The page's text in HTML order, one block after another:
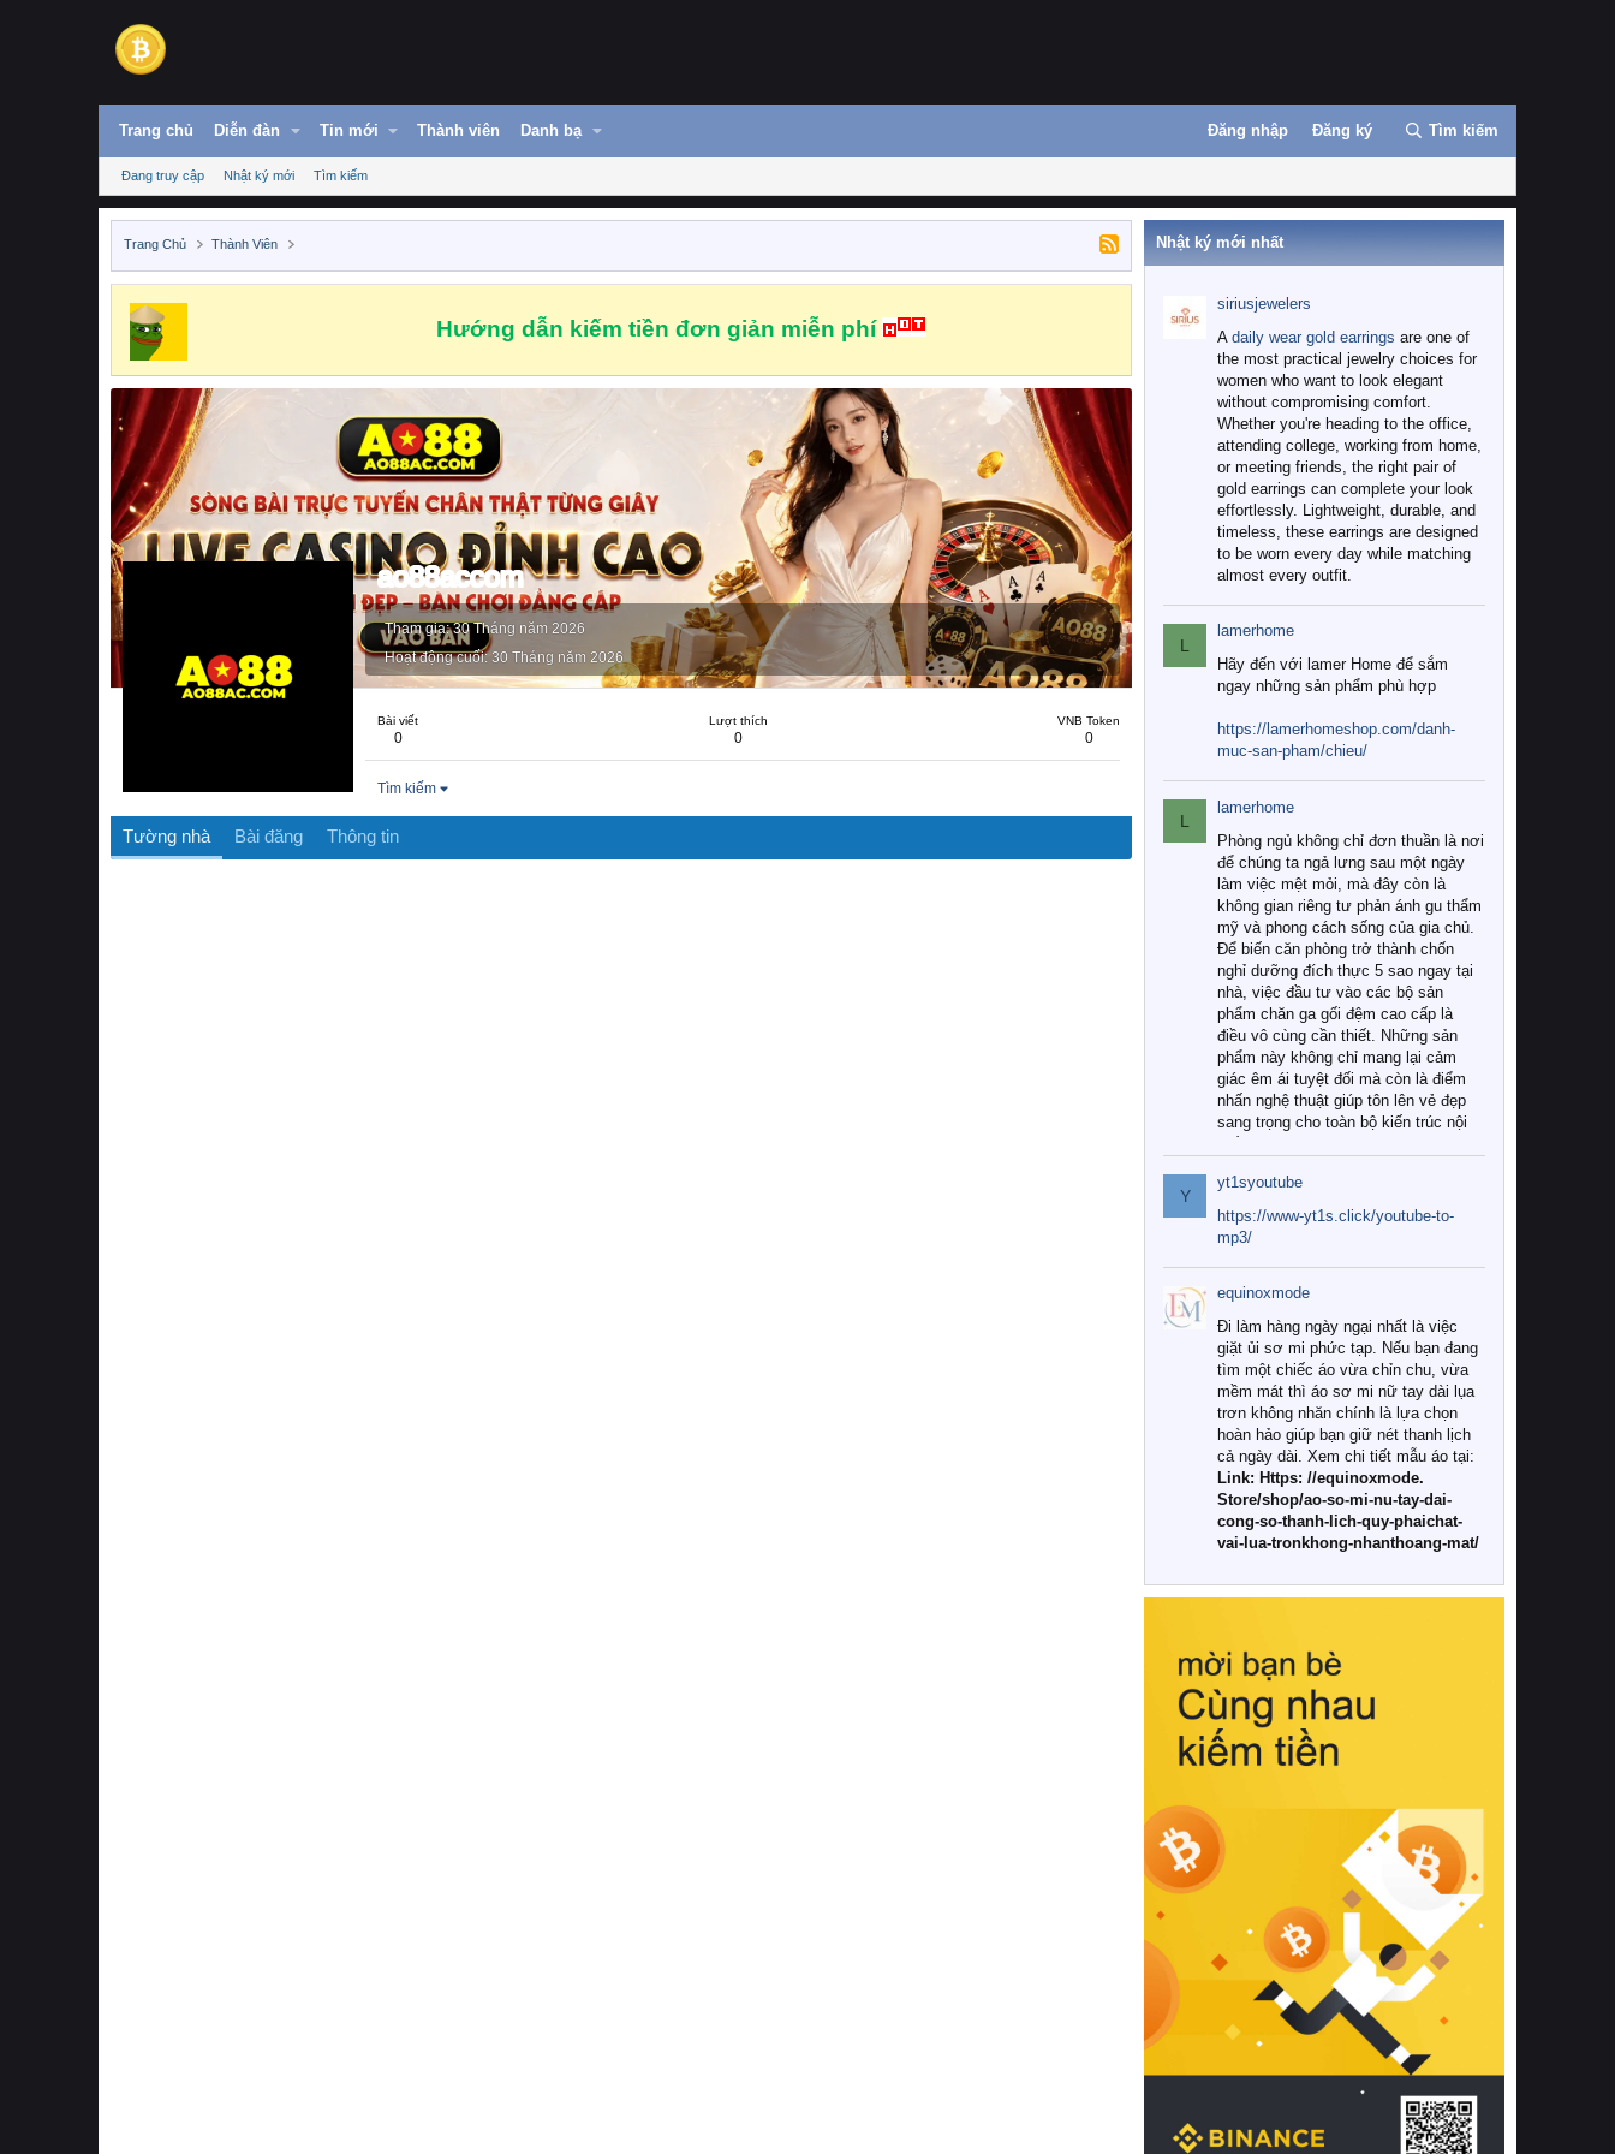
Trang chủ Diễn đàn Tin mới Thành viên Danh bạ Đăng nhập Đăng ký Tìm kiếm
Đang truy cập Nhật ký mới Tìm kiếm
Trang Chủ Thành Viên
Hướng dẫn kiếm tiền đơn giản miễn phí
ao88accom
Tham gia 30 Tháng năm 2026
Hoạt động cuối 30 Tháng năm 2026
Bài viết
0
Lượt thích
0
VNB Token
0
Tìm kiếm
Tường nhà Bài đăng Thông tin
Nhật ký mới nhất
siriusjewelers
A daily wear gold earrings are one of
the most practical jewelry choices for
women who want to look elegant
without compromising comfort.
Whether you're heading to the office,
attending college, working from home,
or meeting friends, the right pair of
gold earrings can complete your look
effortlessly. Lightweight, durable, and
timeless, these earrings are designed
to be worn every day while matching
almost every outfit.
L
lamerhome
Hãy đến với lamer Home để sắm
ngay những sản phẩm phù hợp
https://lamerhomeshop.com/danh-
muc-san-pham/chieu/
L
lamerhome
Phòng ngủ không chỉ đơn thuần là nơi
để chúng ta ngả lưng sau một ngày
làm việc mệt mỏi, mà đây còn là
không gian riêng tư phản ánh gu thẩm
mỹ và phong cách sống của gia chủ.
Để biến căn phòng trở thành chốn
nghỉ dưỡng đích thực 5 sao ngay tại
nhà, việc đầu tư vào các bộ sản
phẩm chăn ga gối đệm cao cấp là
điều vô cùng cần thiết. Những sản
phẩm này không chỉ mang lại cảm
giác êm ái tuyệt đối mà còn là điểm
nhấn nghệ thuật giúp tôn lên vẻ đẹp
sang trọng cho toàn bộ kiến trúc nội
Tuy nhiên, giữa thị trường đa dạng
với vô vàn thương hiệu và mẫu mã
như hiện nay, làm thế nào để chọn
được những bộ chăn ga gối đệm cao
cấp thực sự chất lượng, phù hợp với
khí hậu và nhu cầu sử dụng của gia
đình? Hãy cùng chúng tôi đi tìm lời
giải đáp chi tiết qua bài viết dưới đây.
1. Tại sao các gia đình hiện đại lại ưa
chuộng chăn ga gối đệm cao cấp?
Khác với các dòng sản phẩm thông
thường, những bộ chăn ga gối đệm
cao cấp trải qua quy trình sản xuất
nghiêm ngặt từ khâu chọn lọc nguyên
liệu tự nhiên đến công nghệ dệt
nhuộm hiện đại không chứa hóa chất
này, bạn sẽ cảm nhận rõ rệt sự khác
hồi chuẩn xác của phần đệm nâng đỡ
cột sống.
Bên cạnh đó, việc lựa chọn các dòng
sản phẩm đạt chuẩn chất lượng quốc
tế còn giúp ngăn ngừa tình trạng kích
khuẩn và nấm mốc trong điều kiện
thời tiết nóng ẩm. Bạn có thể tìm hiểu
thêm các nghiên cứu khoa học về tác
động của giấc ngủ và môi trường
phòng ngủ đối với sức khỏe con
người tại Sleep Foundation (External
Link) để có cái nhìn toàn diện hơn.
2. Các tiêu chí vàng khi lựa chọn
chăn ga gối đệm cao cấp cho phòng
ngủ
Để sở hữu một bộ chăn ga gối đệm
cao cấp hoàn hảo cả về thẩm mỹ lẫn
công năng, người tiêu dùng cần cân
nhắc kỹ lưỡng các tiêu chí quan trọng
Y
yt1syoutube
https://www-yt1s.click/youtube-to-
mp3/
equinoxmode
Đi làm hàng ngày ngại nhất là việc
giặt ủi sơ mi phức tạp. Nếu bạn đang
tìm một chiếc áo vừa chỉn chu, vừa
mềm mát thì áo sơ mi nữ tay dài lụa
trơn không nhăn chính là lựa chọn
hoàn hảo giúp bạn giữ nét thanh lịch
cả ngày dài. Xem chi tiết mẫu áo tại:
Link: Https: //equinoxmode.
Store/shop/ao-so-mi-nu-tay-dai-
cong-so-thanh-lich-quy-phaichat-
vai-lua-tronkhong-nhanthoang-mat/